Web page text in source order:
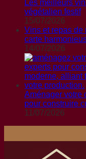
Les meilleurs
végétalien festif
15/07/2026
Vins et repas de
carte
14/07/2026
Aménager votre
pour construire
11/07/2026